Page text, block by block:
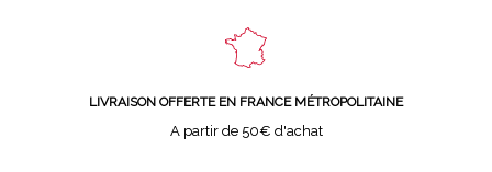
LIVRAISON OFFERTE EN FRANCE MÉTROPOLITAINE
A partir de 50€ d'achat